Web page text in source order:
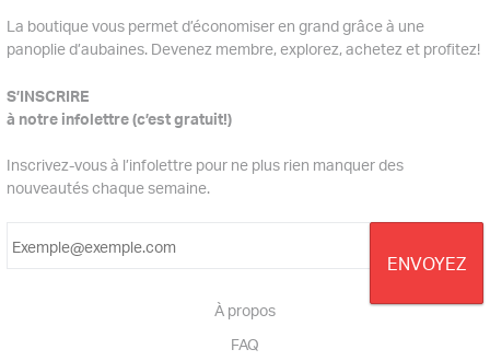
La boutique vous permet d’économiser en grand grâce à une
panoplie d’aubaines. Devenez membre, explorez, achetez et profitez!
S’INSCRIRE
à notre infolettre (c’est gratuit!)
Inscrivez-vous à l’infolettre pour ne plus rien manquer des
nouveautés chaque semaine.
À propos
FAQ